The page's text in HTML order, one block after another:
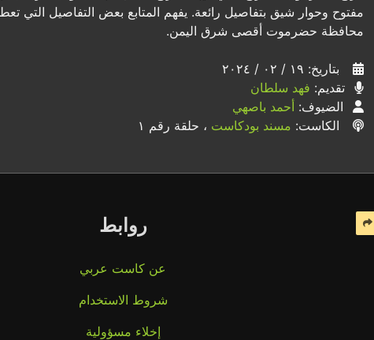
مفتوح وحوار شيق بتفاصيل رائعة. يفهم المتابع بعض التفاصيل
محافظة حضرموت أقصى شرق اليمن.
بتاريخ: ١٩ / ٠٢ / ٢٠٢٤
تقديم: فهد سلطان
الضيوف: أحمد باصهي
الكاست: مسند بودكاست ، حلقة رقم ١
روابط
عن كاست عربي
شروط الاستخدام
إخلاء مسؤولية